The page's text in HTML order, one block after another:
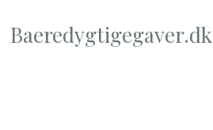
Baeredygtigegaver.dk